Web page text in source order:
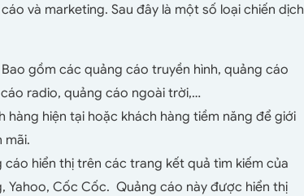
và marketing. Sau đây là một số loại chiến dịch
Bao gồm các quảng cáo truyền hình, quảng cáo
radio, quảng cáo ngoài trời,…
hàng hiện tại hoặc khách hàng tiềm năng để giới
mãi.
cáo hiển thị trên các trang kết quả tìm kiếm của
Yahoo, Cốc Cốc. Quảng cáo này được hiển thị